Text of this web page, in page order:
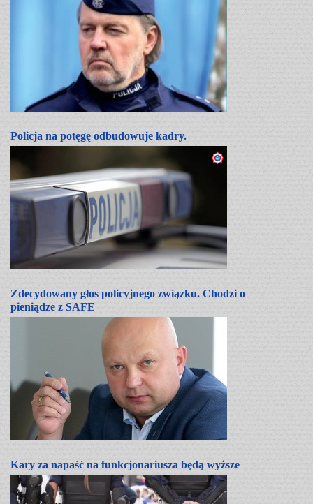
Policja na potęgę odbudowuje kadry.
Zdecydowany głos policyjnego związku. Chodzi o
pieniądze z SAFE
Kary za napaść na funkcjonariusza będą wyższe